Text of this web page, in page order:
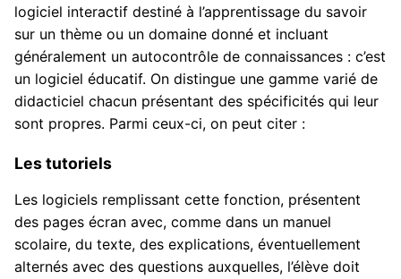
logiciel interactif destiné à l’apprentissage du savoir
sur un thème ou un domaine donné et incluant
généralement un autocontrôle de connaissances : c’est
un logiciel éducatif. On distingue une gamme varié de
didacticiel chacun présentant des spécificités qui leur
sont propres. Parmi ceux-ci, on peut citer :
Les tutoriels
Les logiciels remplissant cette fonction, présentent
des pages écran avec, comme dans un manuel
scolaire, du texte, des explications, éventuellement
alternés avec des questions auxquelles, l’élève doit